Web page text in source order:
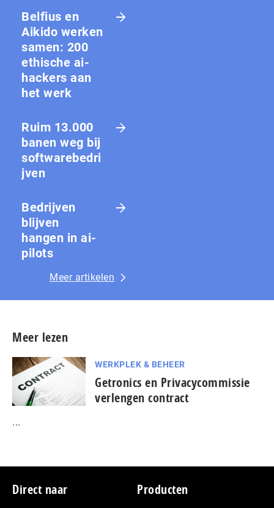
Belfius en
Aikido werken
samen: 200
ethische ai-
hackers aan
het werk
Ruim 13.000
banen weg bij
softwarebedri
jven
Bedrijven
blijven
hangen in ai-
pilots
Meer artikelen
Meer lezen
WERKPLEK & BEHEER
Getronics en Privacycommissie
verlengen contract
...
Footer
Direct naar Producten